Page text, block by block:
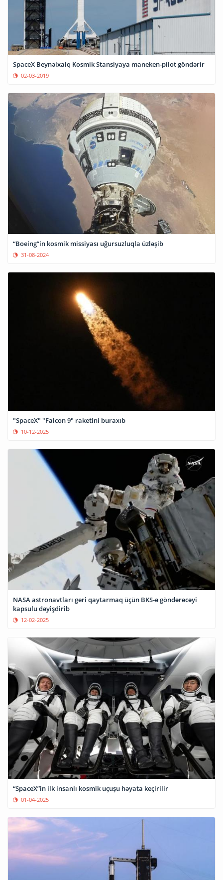
SpaceX Beynəlxalq Kosmik Stansiyaya maneken-pilot göndərir
02-03-2019
“Boeing”in kosmik missiyası uğursuzluqla üzləşib
31-08-2024
"SpaceX" "Falcon 9" raketini buraxıb
10-12-2025
NASA astronavtları geri qaytarmaq üçün BKS-ə göndərəcəyi
kapsulu dəyişdirib
12-02-2025
“SpaceX”in ilk insanlı kosmik uçuşu həyata keçirilir
01-04-2025